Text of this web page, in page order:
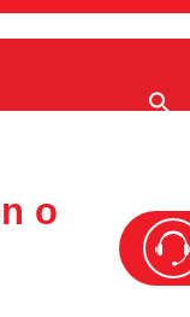
o